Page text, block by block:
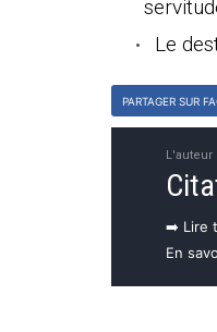
Le
PARTAGER SUR
L'auteur
➡️ Lire
En